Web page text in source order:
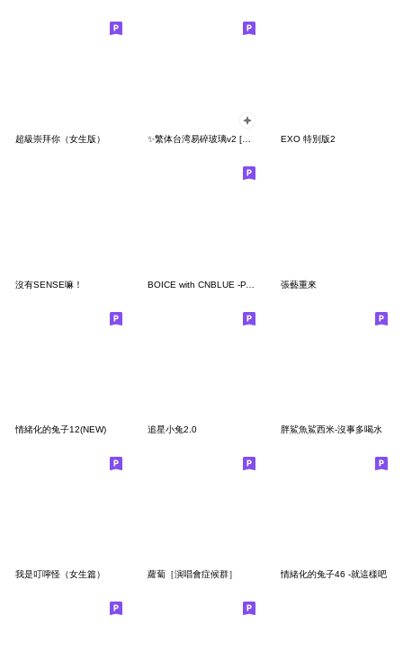
超級崇拜你（女生版） ✨繁体台湾易碎玻璃v2 [背景效果]在台湾提供 EXO 特別版2
沒有SENSE嘛！ BOICE with CNBLUE -PART4- 張藝重來
情緒化的兔子12(NEW) 追星小兔2.0 胖鯊魚鯊西米-沒事多喝水
我是叮嚀怪（女生篇） 蘿蔔［演唱會症候群］ 情緒化的兔子46 -就這樣吧